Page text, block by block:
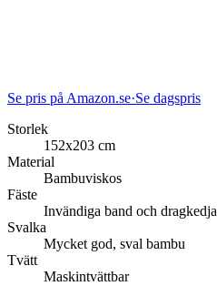
Se pris på Amazon.se·Se dagspris
Storlek
152x203 cm
Material
Bambuviskos
Fäste
Invändiga band och dragkedja
Svalka
Mycket god, sval bambu
Tvätt
Maskintvättbar